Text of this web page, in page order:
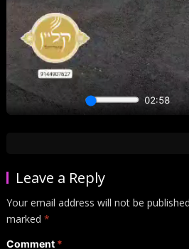
Leave a Reply
Your email address will not be
marked *
Comment *